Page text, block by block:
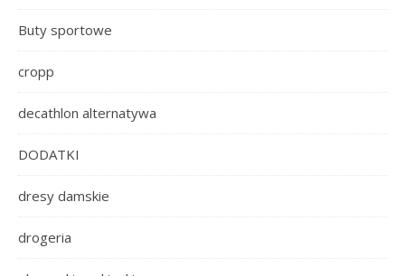
Buty sportowe
cropp
decathlon alternatywa
DODATKI
dresy damskie
drogeria